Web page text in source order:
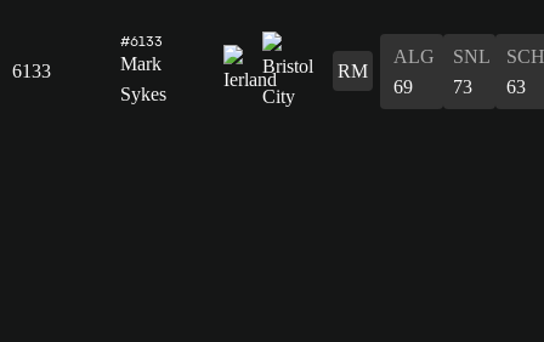
6133
#6133
Mark
Sykes
RM
ALG
69
SNL
73
SCH
63